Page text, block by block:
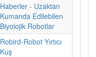
Haberler - Uzaktan
Kumanda Edilebilen
Biyolojik Robotlar
Robird-Robot Yırtıcı
Kuş